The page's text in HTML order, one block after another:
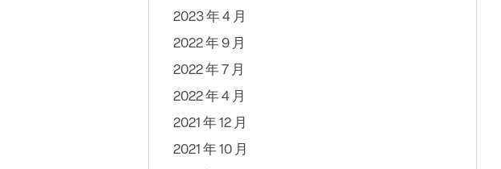
2023 年 4 月
2022 年 9 月
2022 年 7 月
2022 年 4 月
2021 年 12 月
2021 年 10 月